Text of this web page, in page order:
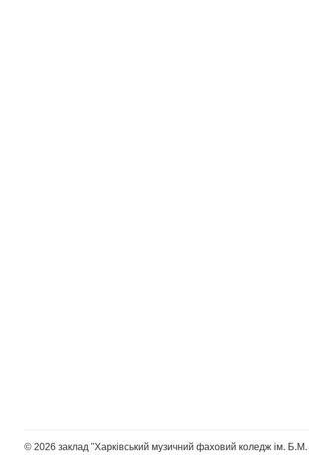
© 2026 заклад "Харківський музичний фаховий коледж ім. Б.М.